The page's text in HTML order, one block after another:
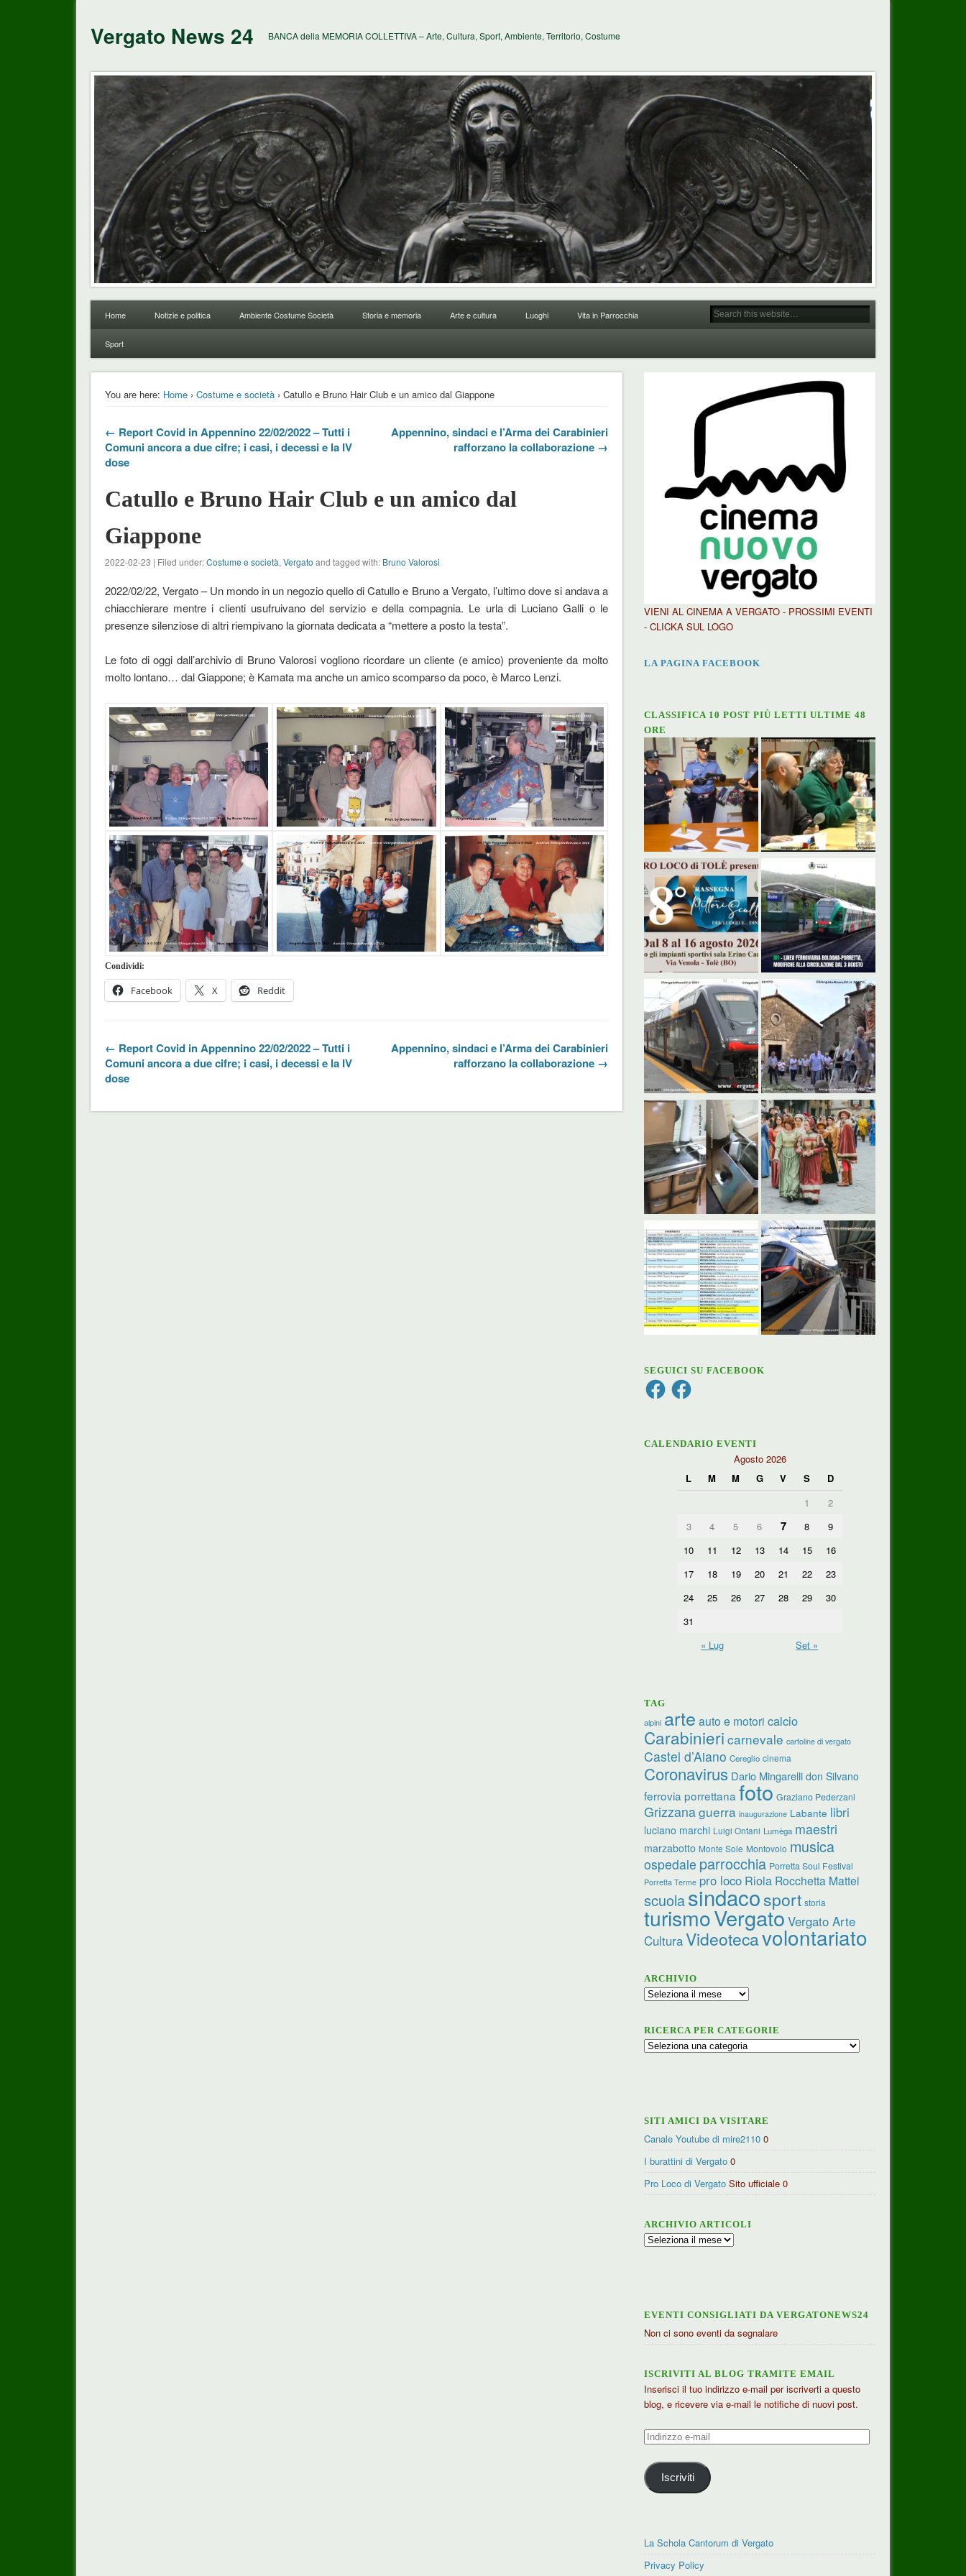
Vergato News 24 BANCA della MEMORIA COLLETTIVA – Arte, Cultura, Sport, Ambiente, Territorio, Costume
Home Notizie e politica Ambiente Costume Società Storia e memoria Arte e cultura Luoghi Vita in Parrocchia
Sport
You are here: Home› Costume e società› Catullo e Bruno Hair Club e un amico dal Giappone
← Report Covid in Appennino 22/02/2022 – Tutti i
Comuni ancora a due cifre; i casi, i decessi e la IV
dose
Appennino, sindaci e l’Arma dei Carabinieri
rafforzano la collaborazione →
Catullo e Bruno Hair Club e un amico dal
Giappone
2022-02-23 | Filed under:Costume e società, Vergato and tagged with: Bruno Valorosi
2022/02/22, Vergato – Un mondo in un negozio quello di Catullo e Bruno a Vergato, l’ultimo dove si andava a
chiacchierare mentre i clienti usufruivano del servizio e della compagnia. Le urla di Luciano Galli o le
presenze silenziose di altri riempivano la giornata dedicata a “mettere a posto la testa”.
Le foto di oggi dall’archivio di Bruno Valorosi vogliono ricordare un cliente (e amico) proveniente da molto
molto lontano… dal Giappone; è Kamata ma anche un amico scomparso da poco, è Marco Lenzi.
Condividi:
Facebook X Reddit
← Report Covid in Appennino 22/02/2022 – Tutti i
Comuni ancora a due cifre; i casi, i decessi e la IV
dose
Appennino, sindaci e l’Arma dei Carabinieri
rafforzano la collaborazione →
VIENI AL CINEMA A VERGATO - PROSSIMI EVENTI
- CLICKA SUL LOGO
LA PAGINA FACEBOOK
CLASSIFICA 10 POST PIÙ LETTI ULTIME 48
ORE
SEGUICI SU FACEBOOK
FacebookFacebook
CALENDARIO EVENTI
Agosto 2026
L
M M G V S
D
1
2
3
4 5 6 7 8
9
10
11 12 13 14 15
16
17
18 19 20 21 22
23
24
25 26 27 28 29
30
31
« Lug
Set »
TAG
alpini arte auto e motori calcio
Carabinieri carnevale cartoline di vergato
Castel d’Aiano Cereglio cinema
Coronavirus Dario Mingarelli don Silvano
ferrovia porrettana foto Graziano Pederzani
Grizzanaguerra inaugurazione Labante libri
luciano marchi Luigi Ontani Lumèga maestri
marzabotto Monte Sole Montovolo musica
ospedale parrocchia Porretta Soul Festival
Porretta Terme pro loco Riola Rocchetta Mattei
scuolasindacosport storia
turismoVergato Vergato Arte
CulturaVideotecavolontariato
ARCHIVIO
Archivio
RICERCA PER CATEGORIE
Ricerca
SITI AMICI DA VISITARE
Canale Youtube di mire2110 0
I burattini di Vergato 0
Pro Loco di Vergato Sito ufficiale 0
ARCHIVIO ARTICOLI
Archivio
EVENTI CONSIGLIATI DA VERGATONEWS24
Non ci sono eventi da segnalare
ISCRIVITI AL BLOG TRAMITE EMAIL
Inserisci il tuo indirizzo e-mail per iscriverti a questo
blog, e ricevere via e-mail le notifiche di nuovi post.
Indirizzo
mail
Iscriviti
La Schola Cantorum di Vergato
Privacy Policy